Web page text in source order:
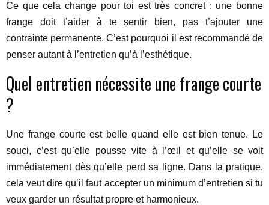
Ce que cela change pour toi est très concret : une bonne
frange doit t’aider à te sentir bien, pas t’ajouter une
contrainte permanente. C’est pourquoi il est recommandé de
penser autant à l’entretien qu’à l’esthétique.
Quel entretien nécessite une frange courte
?
Une frange courte est belle quand elle est bien tenue. Le
souci, c’est qu’elle pousse vite à l’œil et qu’elle se voit
immédiatement dès qu’elle perd sa ligne. Dans la pratique,
cela veut dire qu’il faut accepter un minimum d’entretien si tu
veux garder un résultat propre et harmonieux.